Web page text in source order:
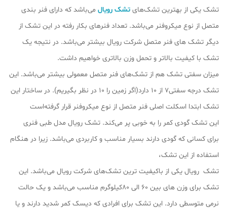
تشک یکی از بهترین تشک‌های تشک رویال می‌باشد که دارای فنر بندی
متصل از نوع میکروفنر می‌باشد. تعداد فنرهای بکار رفته در این تشک از
دیگر تشک ‌های فنر متصل شرکت رویال بیشتر می‌باشد. در نتیجه یک
تشک با کیفیت بالاتر و تحمل وزن بالاتری خواهیم داشت.
میزان سفتی تشک هم از تشک‎‌های فنر متصل معمولی بیشتر می‌باشد. این
تشک درجه سفتی7 از 10 دارد(اگر زمین را 10 در نظر بگیریم). در ساختار این
تشک ابتدا اسکلت اصلی فنر متصل از نوع میکروفنر قرار گرفته‌است
این تشک گودی کمر را به خوبی پر می‌کند. تشک رویال مدل طبی فنری
برای کسانی که گودی دارند بسیار مناسب و کاربردی می‌باشد. زیرا در هنگام
استفاده از این تشک،
تشک رویال یکی از باکیفیت ترین تشک‌های شرکت رویال می‌باشد. این
تشک برای وزن های بین 60 الی 80کیلوگرم مناسب می‌باشد و یک حالت
نرمی متوسطی دارد. این تشک برای افرادی که دیسک کمر شدید دارند و یا